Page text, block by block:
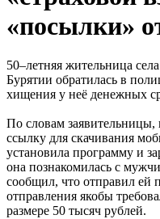
«посылки»
50–летняя жительница
Бурятии обратилась в
хищения у неё денежных
По словам заявительницы,
ссылку для скачивания
установила программу и
она познакомилась с
сообщил, что отправил ей
отправления якобы
размере 50 тысяч рублей.